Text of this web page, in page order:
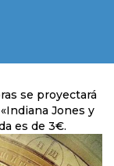
se proyectará
Jones y
es de 3€.